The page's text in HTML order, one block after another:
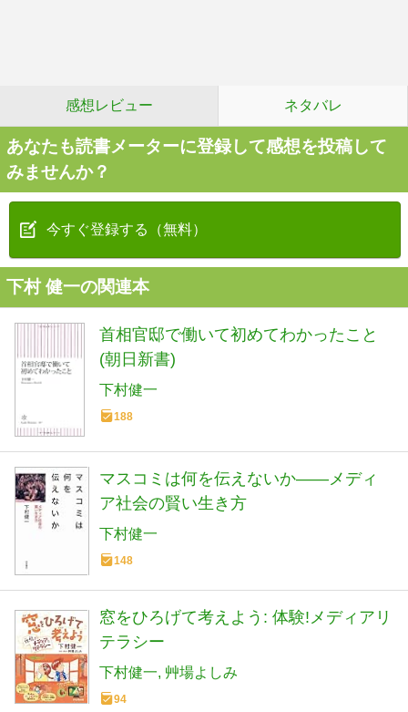
感想レビュー ネタバレ
あなたも読書メーターに登録して感想を投稿して
みませんか？
今すぐ登録する（無料）
下村 健一の関連本
首相官邸で働いて初めてわかったこと
(朝日新書)
下村健一
188
マスコミは何を伝えないか――メディ
ア社会の賢い生き方
下村健一
148
窓をひろげて考えよう: 体験!メディアリ
テラシー
下村健一 艸場よしみ
94